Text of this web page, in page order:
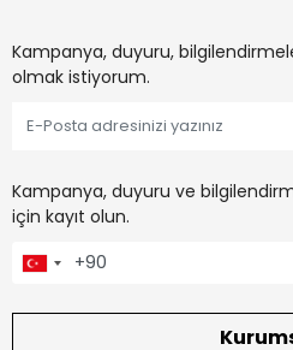
Kampanya, duyuru,
olmak istiyorum.
Kampanya, duyuru ve
için kayıt olun.